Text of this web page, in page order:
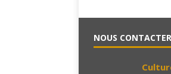
NOUS CONTACTER